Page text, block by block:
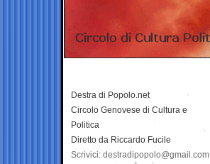
Destra di Popolo.net
Circolo Genovese di Cultura e
Politica
Diretto da Riccardo Fucile
Scrivici: destradipopolo@gmail.com